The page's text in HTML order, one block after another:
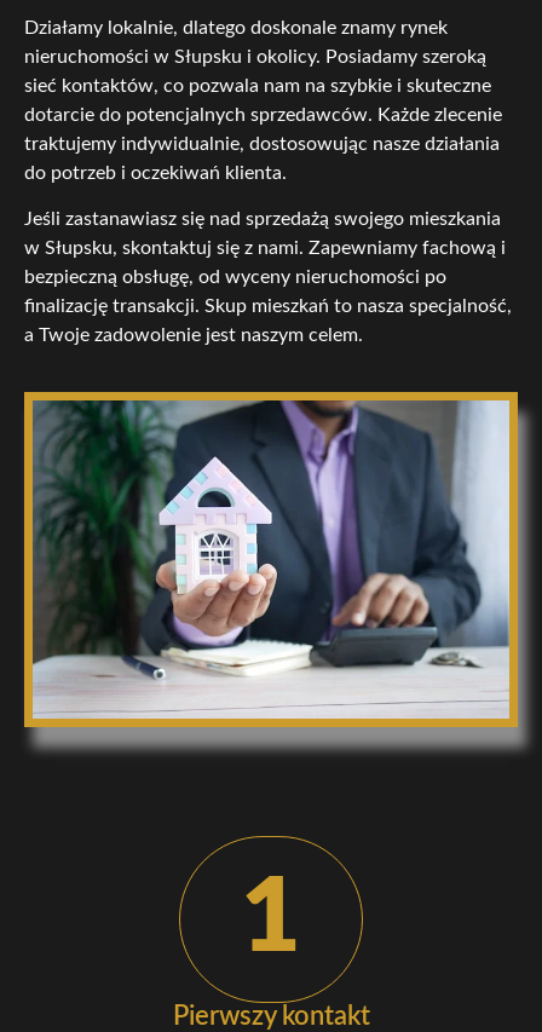
Działamy lokalnie, dlatego doskonale znamy rynek
nieruchomości w Słupsku i okolicy. Posiadamy szeroką
sieć kontaktów, co pozwala nam na szybkie i skuteczne
dotarcie do potencjalnych sprzedawców. Każde zlecenie
traktujemy indywidualnie, dostosowując nasze działania
do potrzeb i oczekiwań klienta.
Jeśli zastanawiasz się nad sprzedażą swojego mieszkania
w Słupsku, skontaktuj się z nami. Zapewniamy fachową i
bezpieczną obsługę, od wyceny nieruchomości po
finalizację transakcji. Skup mieszkań to nasza specjalność,
a Twoje zadowolenie jest naszym celem.
1
Pierwszy kontakt